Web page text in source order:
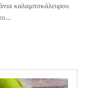
καλαμποκάλευρου